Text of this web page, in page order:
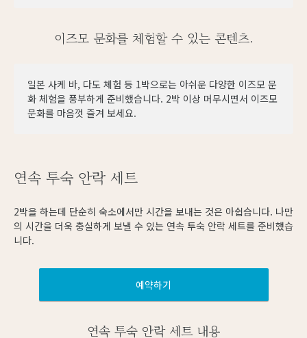
이즈모 문화를 체험할 수 있는 콘텐츠.
일본 사케 바, 다도 체험 등 1박으로는 아쉬운 다양한 이즈모 문
화 체험을 풍부하게 준비했습니다. 2박 이상 머무시면서 이즈모
문화를 마음껏 즐겨 보세요.
연속 투숙 안락 세트
2박을 하는데 단순히 숙소에서만 시간을 보내는 것은 아쉽습니다. 나만
의 시간을 더욱 충실하게 보낼 수 있는 연속 투숙 안락 세트를 준비했습
니다.
예약하기
연속 투숙 안락 세트 내용